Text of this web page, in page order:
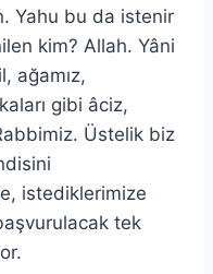
Yahu bu da istenir
kim? Allah. Yâni
ağamız,
gibi âciz,
Üstelik biz
istediklerimize
tek